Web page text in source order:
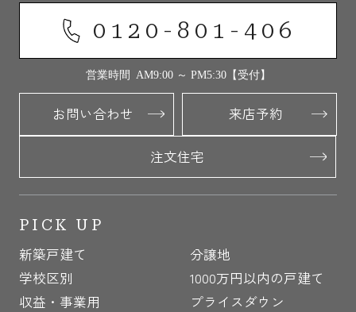
0120-801-406
営業時間 AM9:00 ～ PM5:30【受付】
お問い合わせ 来店予約
注文住宅
PICK UP
新築戸建て
分譲地
学校区別
1000万円以内の戸建て
収益・事業用
プライスダウン